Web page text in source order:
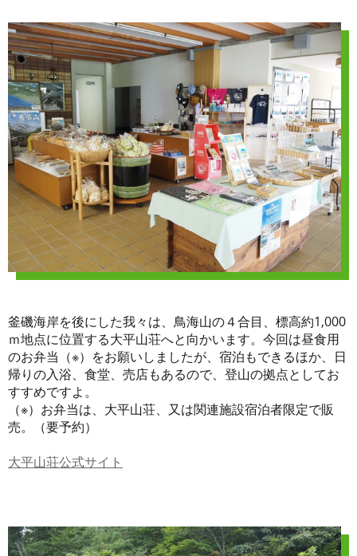
釜磯海岸を後にした我々は、鳥海山の４合目、標高約1,000
ｍ地点に位置する大平山荘へと向かいます。今回は昼食用
のお弁当（※）をお願いしましたが、宿泊もできるほか、日
帰りの入浴、食堂、売店もあるので、登山の拠点としてお
すすめですよ。
（※）お弁当は、大平山荘、又は関連施設宿泊者限定で販
売。（要予約）
大平山荘公式サイト